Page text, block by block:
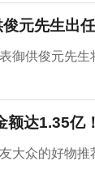
元先生出
御供俊元先
额达1.35亿
大众的好物